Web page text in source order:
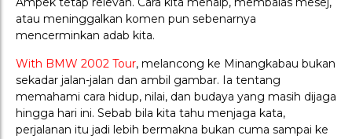
atau meninggalkan komen pun sebenarnya
mencerminkan adab kita.
With BMW 2002 Tour, melancong ke Minangkabau bukan
sekadar jalan-jalan dan ambil gambar. Ia tentang
memahami cara hidup, nilai, dan budaya yang masih dijaga
hingga hari ini. Sebab bila kita tahu menjaga kata,
perjalanan itu jadi lebih bermakna bukan cuma sampai ke